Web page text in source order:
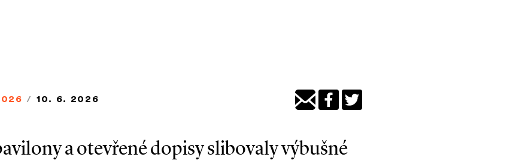
/ 10. 6. 2026
a otevřené dopisy slibovaly výbušné